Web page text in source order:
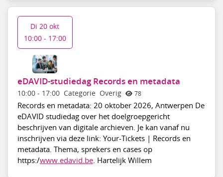
eDAVID-studiedag Records en metadata
10:00- 17:00 Categorie Overig 78
Records en metadata: 20 oktober 2026, Antwerpen De
eDAVID studiedag over het doelgroepgericht
beschrijven van digitale archieven. Je kan vanaf nu
inschrijven via deze link: Your-Tickets | Records en
metadata. Thema, sprekers en cases op
https:/www.edavid.be. Hartelijk Willem
Di 20 okt
10:00 - 17:00